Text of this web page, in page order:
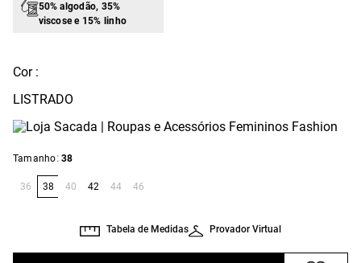
50% algodão, 35%
viscose e 15% linho
Cor :
LISTRADO
Tamanho: 38
36 38 40 42 44 46
Provador Virtual
Tabela de Medidas
º vestido curto